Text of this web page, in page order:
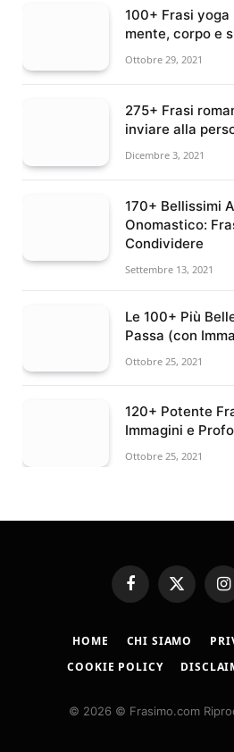
100+ Frasi
mente, corpo e
Ottobre 29, 2021
275+ Frasi
inviare alla
Dicembre 3, 2021
170+ Bellissimi
Onomastico:
Condividere
Settembre 13, 2021
Le 100+ Più
Passa (con
Ottobre 25, 2021
120+ Potente
Immagini e
Ottobre 25, 2021
Facebook
X
(Twitter)
HOME CHI SIAMO
COOKIE POLICY
© 2026 © Frasimo.com